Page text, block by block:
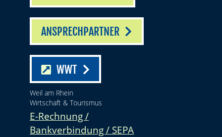
ANSPRECHPARTNER
WWT
Weil am Rhein
Wirtschaft & Tourismus
E-Rechnung /
Bankverbindung / SEPA